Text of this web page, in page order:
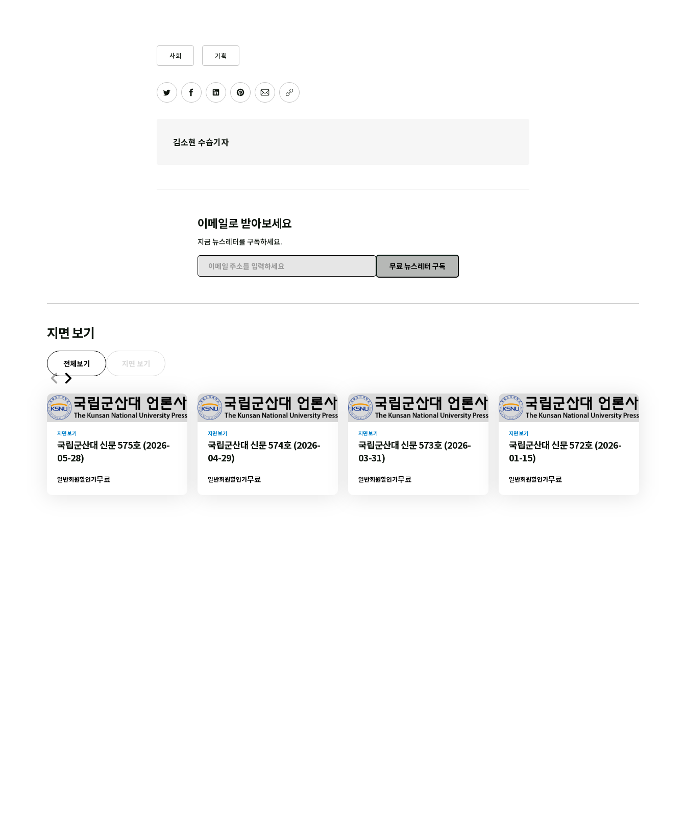
사회 기획
김소현 수습기자
이메일로 받아보세요
지금 뉴스레터를 구독하세요.
이메일 주소를 입력하세요
무료 뉴스레터 구독
지면 보기
전체보기 지면 보기
지면 보기
국립군산대 신문 575호 (2026-
05-28)
일반회원할인가무료
지면 보기
국립군산대 신문 574호 (2026-
04-29)
일반회원할인가무료
지면 보기
국립군산대 신문 573호 (2026-
03-31)
일반회원할인가무료
지면 보기
국립군산대 신문 572호 (2026-
01-15)
일반회원할인가무료